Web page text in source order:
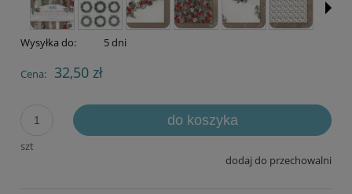
Wysyłka do: 5 dni
Cena: 32,50 zł
szt
do koszyka
dodaj do przechowalni